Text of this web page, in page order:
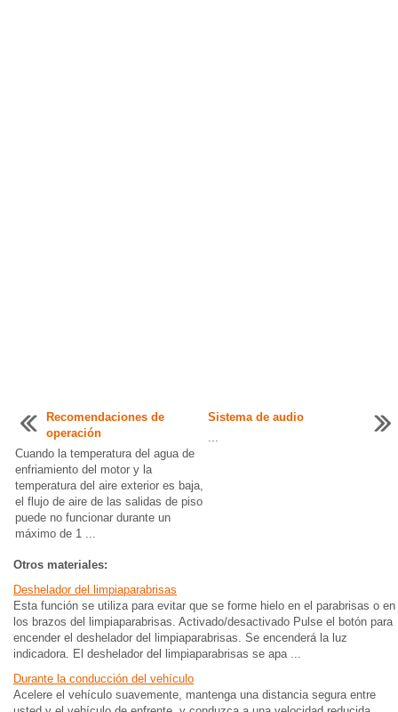
Recomendaciones de
operación
Cuando la temperatura del agua de
enfriamiento del motor y la
temperatura del aire exterior es baja,
el flujo de aire de las salidas de piso
puede no funcionar durante un
máximo de 1 ...
Sistema de audio
...
Otros materiales:
Deshelador del limpiaparabrisas
Esta función se utiliza para evitar que se forme hielo en el parabrisas o en
los brazos del limpiaparabrisas. Activado/desactivado Pulse el botón para
encender el deshelador del limpiaparabrisas. Se encenderá la luz
indicadora. El deshelador del limpiaparabrisas se apa ...
Durante la conducción del vehículo
Acelere el vehículo suavemente, mantenga una distancia segura entre